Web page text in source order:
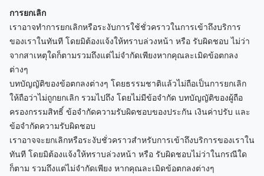
การยกเลิก
เราอาจทำการยกเลิกหรือระงับการใช้ชั่วคราวในการเข้าถึงบริการ
ของเราในทันที โดยมิต้องแจ้งให้ทราบล่วงหน้า หรือ รับผิดชอบ ไม่ว่า
จากสาเหตุใดก็ตามรวมถึงแต่ไม่จำกัดเพียงหากคุณละเมิดข้อตกลง
ต่างๆ
บทบัญญัติของข้อตกลงต่างๆ โดยธรรมชาติแล้วไม่ถือเป็นการยกเลิก
ให้ถือว่าไม่ถูกยกเลิก รวมไปถึง โดยไม่มีข้อจำกัด บทบัญญัติของผู้ถือ
ครองกรรมสิทธิ์ ข้อจำกัดความรับผิดชอบของประกัน เงินค่าปรับ และ
ข้อจำกัดความรับผิดชอบ
เราอาจจะยกเลิกหรือระงับชั่วคราวสำหรับการเข้าถึงบริการของเราใน
ทันที โดยมิต้องแจ้งให้ทราบล่วงหน้า หรือ รับผิดชอบไม่ว่าในกรณีใด
ก็ตาม รวมถึงแต่ไม่จำกัดเพียง หากคุณละเมิดข้อตกลงต่างๆ